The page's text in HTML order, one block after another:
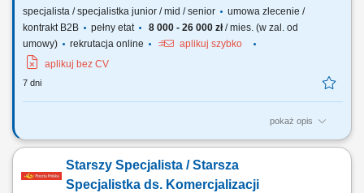
specjalista / specjalistka junior / mid / senior
umowa zlecenie /
kontrakt B2B
pełny etat 8 000 - 26 000 zł/ mies. (w zal. od
umowy)
rekrutacja online
aplikuj szybko
aplikuj bez CV
7 dni
pokaż opis
Twoje zadania? Systematyczne pozyskiwanie nieruchomości w oparciu
klientami. Organizacja cyklu sprzedaży i marketingu własnej bazy ofert
nieruchomości. Realizacja celów sprzedażowych. Współpraca z
Starszy Specjalista / Starsza
Specjalistka ds. Komercjalizacji